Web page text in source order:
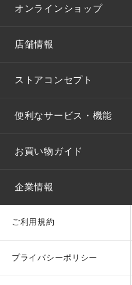
オンラインショップ
店舗情報
ストアコンセプト
便利なサービス・機能
お買い物ガイド
企業情報
ご利用規約
プライバシーポリシー